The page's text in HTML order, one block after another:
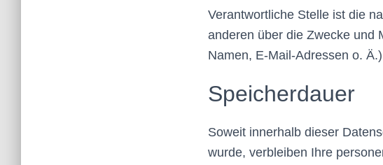
Verantwortliche Stelle ist die
anderen über die Zwecke und
Namen, E-Mail-Adressen o.
Speicherdauer
Soweit innerhalb dieser
wurde, verbleiben Ihre